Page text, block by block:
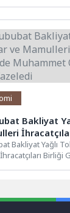
Bakliyat
Öztürk
Bakliyat Yağlı
Birliği